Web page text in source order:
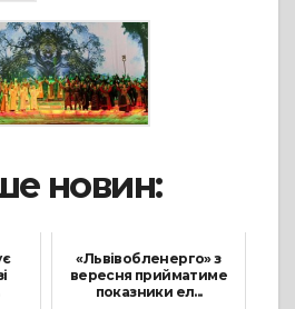
новин:
«Львівобленерго» з
вересня прийматиме
показники ел...